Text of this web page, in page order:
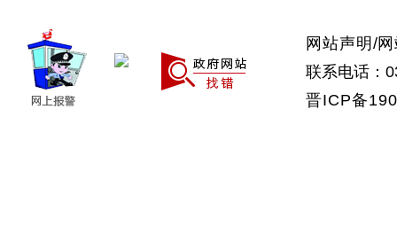
网站声明 /
联系电话：
晋ICP备